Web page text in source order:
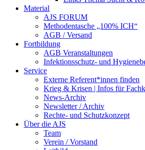
Material
AJS FORUM
Methodentasche „100% ICH“
AGB / Versand
Fortbildung
AGB Veranstaltungen
Infektionsschutz- und
Service
Externe Referent*innen finden
Krieg & Krisen | Infos für
News-Archiv
Newsletter / Archiv
Rechte- und Schutzkonzept
Über die AJS
Team
Verein / Vorstand